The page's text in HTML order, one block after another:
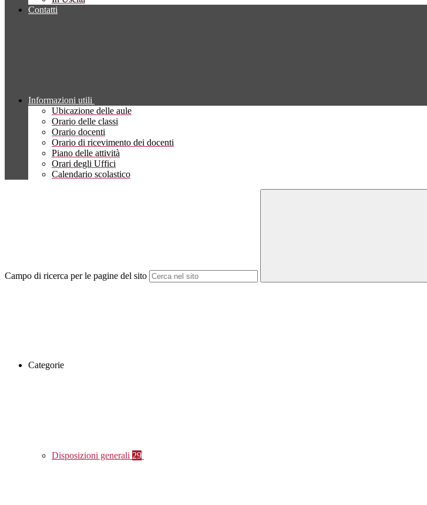
Contatti
Informazioni utili
Ubicazione delle aule
Orario delle classi
Orario docenti
Orario di ricevimento dei docenti
Piano delle attività
Orari degli Uffici
Calendario scolastico
Campo di ricerca per le pagine del sito
Categorie
Disposizioni generali 29